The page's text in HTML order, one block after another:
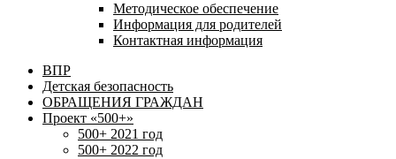
Методическое обеспечение
Информация для родителей
Контактная информация
ВПР
Детская безопасность
ОБРАЩЕНИЯ ГРАЖДАН
Проект «500+»
500+ 2021 год
500+ 2022 год